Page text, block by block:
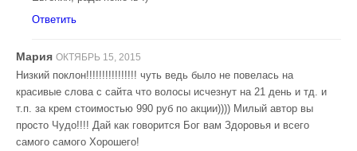
Ответить
Мария ОКТЯБРЬ 15, 2015
Низкий поклон!!!!!!!!!!!!!!!! чуть ведь было не повелась на
красивые слова с сайта что волосы исчезнут на 21 день и тд. и
т.п. за крем стоимостью 990 руб по акции)))) Милый автор вы
просто Чудо!!!! Дай как говорится Бог вам Здоровья и всего
самого самого Хорошего!